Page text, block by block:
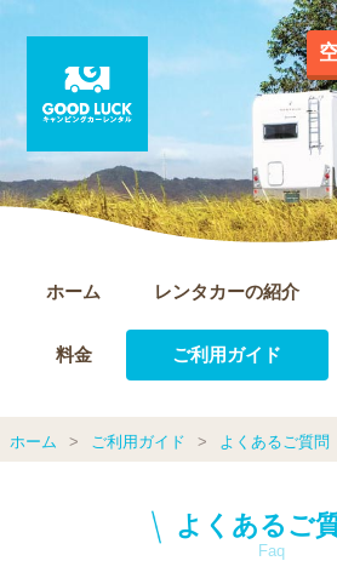
ホーム レンタカーの紹介
料金 ご利用ガイド
ホーム ご利用ガイド よくあるご質問
よくあるご
Faq